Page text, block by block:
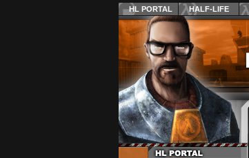
HL PORTAL HALF-LIFE